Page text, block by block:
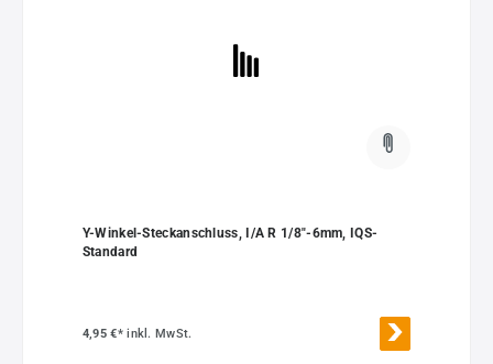
Y-Winkel-Steckanschluss, I/A R 1/8"-6mm, IQS-
Standard
4,95 €*inkl. MwSt.